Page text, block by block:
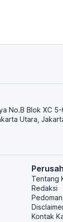
No.B Blok XC 5-
Utara,
Tentang
Redaksi
Kontak